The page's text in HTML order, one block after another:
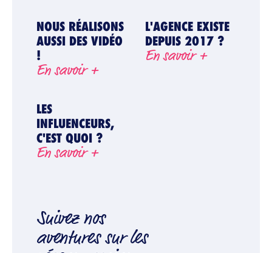
NOUS RÉALISONS
AUSSI DES VIDÉO
!
En savoir +
L'AGENCE EXISTE
DEPUIS 2017 ?
En savoir +
LES
INFLUENCEURS,
C'EST QUOI ?
En savoir +
Suivez nos
aventures sur les